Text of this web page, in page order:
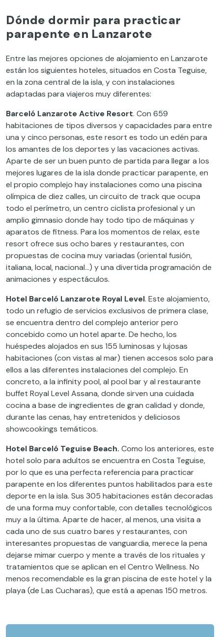
Dónde dormir para practicar
parapente en Lanzarote
Entre las mejores opciones de alojamiento en Lanzarote
están los siguientes hoteles, situados en Costa Teguise,
en la zona central de la isla, y con instalaciones
adaptadas para viajeros muy diferentes:
Barceló Lanzarote Active Resort. Con 659
habitaciones de tipos diversos y capacidades para entre
una y cinco personas, este resort es todo un edén para
los amantes de los deportes y las vacaciones activas.
Aparte de ser un buen punto de partida para llegar a los
mejores lugares de la isla donde practicar parapente, en
el propio complejo hay instalaciones como una piscina
olímpica de diez calles, un circuito de track que ocupa
todo el perímetro, un centro ciclista profesional y un
amplio gimnasio donde hay todo tipo de máquinas y
aparatos de fitness. Para los momentos de relax, este
resort ofrece sus ocho bares y restaurantes, con
propuestas de cocina muy variadas (oriental fusión,
italiana, local, nacional…) y una divertida programación de
animaciones y espectáculos.
Hotel Barceló Lanzarote Royal Level. Este alojamiento,
todo un refugio de servicios exclusivos de primera clase,
se encuentra dentro del complejo anterior pero
concebido como un hotel aparte. De hecho, los
huéspedes alojados en sus 155 luminosas y lujosas
habitaciones (con vistas al mar) tienen accesos solo para
ellos a las diferentes instalaciones del complejo. En
concreto, a la infinity pool, al pool bar y al restaurante
buffet Royal Level Assana, donde sirven una cuidada
cocina a base de ingredientes de gran calidad y donde,
durante las cenas, hay entretenidos y deliciosos
showcookings temáticos.
Hotel Barceló Teguise Beach. Como los anteriores, este
hotel solo para adultos se encuentra en Costa Teguise,
por lo que es una perfecta referencia para practicar
parapente en los diferentes puntos habilitados para este
deporte en la isla. Sus 305 habitaciones están decoradas
de una forma muy confortable, con detalles tecnológicos
muy a la última. Aparte de hacer, al menos, una visita a
cada uno de sus cuatro bares y restaurantes, con
interesantes propuestas de vanguardia, merece la pena
dejarse mimar cuerpo y mente a través de los rituales y
tratamientos que se aplican en el Centro Wellness. No
menos recomendable es la gran piscina de este hotel y la
playa (de Las Cucharas), que está a apenas 150 metros.